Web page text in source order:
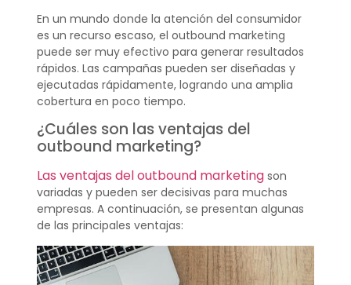
En un mundo donde la atención del consumidor
es un recurso escaso, el outbound marketing
puede ser muy efectivo para generar resultados
rápidos. Las campañas pueden ser diseñadas y
ejecutadas rápidamente, logrando una amplia
cobertura en poco tiempo.
¿Cuáles son las ventajas del
outbound marketing?
Las ventajas del outbound marketingson
variadas y pueden ser decisivas para muchas
empresas. A continuación, se presentan algunas
de las principales ventajas: